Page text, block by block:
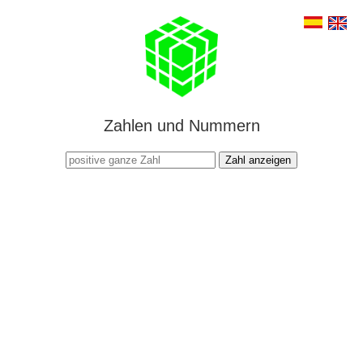
Zahlen und Nummern
Zahl anzeigen